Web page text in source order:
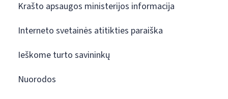
Krašto apsaugos ministerijos informacija
Interneto svetainės atitikties paraiška
Ieškome turto savininkų
Nuorodos